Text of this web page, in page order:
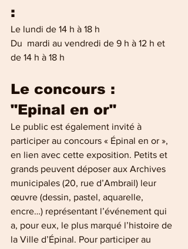
:
Le lundi de 14 h à 18 h
Du  mardi au vendredi de 9 h à 12 h et
de 14 h à 18 h
Le concours :
"Epinal en or"
Le public est également invité à
participer au concours « Épinal en or »,
en lien avec cette exposition. Petits et
grands peuvent déposer aux Archives
municipales (20, rue d’Ambrail) leur
œuvre (dessin, pastel, aquarelle,
encre…) représentant l’événement qui
a, pour eux, le plus marqué l’histoire de
la Ville d’Épinal. Pour participer au